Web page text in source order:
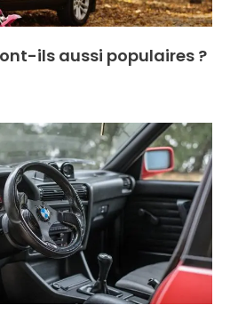
ils aussi populaires ?